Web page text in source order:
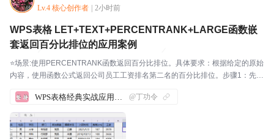
Lv.4 核心创作者 2小时前
WPS表格 LET+TEXT+PERCENTRANK+LARGE函数嵌
套返回百分比排位的应用案例
⭐场景:使用PERCENTRANK函数返回百分比排位。具体要求：根据给定的原始
内容，使用函数公式返回公司员工工资排名第二名的百分比排位。步骤1：先打
作一下，帮助大家理解这几个函数。步骤2...
@丁功令